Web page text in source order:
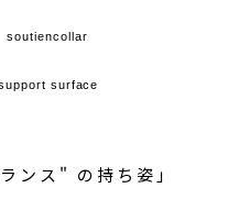
soutiencollar
surface
ンス" の持ち姿」